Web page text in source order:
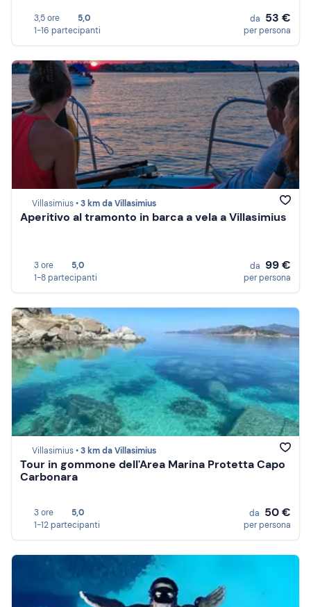
3,5 ore
5,0
1-16 partecipanti
da 53 €
per persona
Villasimius •3 km da Villasimius
Aperitivo al tramonto in barca a vela a Villasimius
3 ore
5,0
1-8 partecipanti
da 99 €
per persona
Villasimius •3 km da Villasimius
Tour in gommone dell'Area Marina Protetta Capo
Carbonara
3 ore
5,0
1-12 partecipanti
da 50 €
per persona